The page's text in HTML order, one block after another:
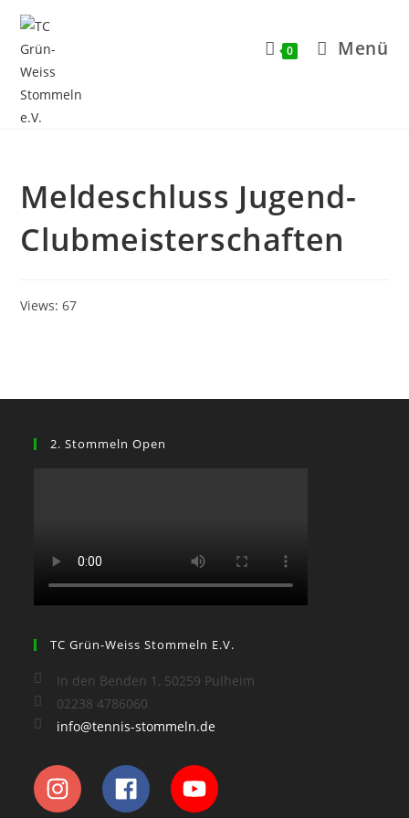
Zum
Inhalt
springen
0 Menü
Meldeschluss Jugend-
Clubmeisterschaften
Views: 67
2. Stommeln Open
TC Grün-Weiss Stommeln E.V.
In den Benden 1, 50259 Pulheim
02238 4786060
info@tennis-stommeln.de